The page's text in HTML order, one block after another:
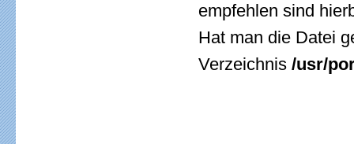
empfehlen sind
Hat man die Datei
Verzeichnis /usr/